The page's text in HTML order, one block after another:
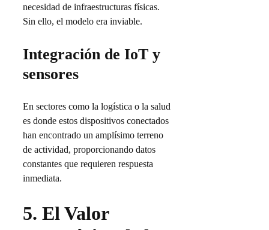
necesidad de infraestructuras físicas.
Sin ello, el modelo era inviable.
Integración de IoT y
sensores
En sectores como la logística o la salud
es donde estos dispositivos conectados
han encontrado un amplísimo terreno
de actividad, proporcionando datos
constantes que requieren respuesta
inmediata.
5. El Valor